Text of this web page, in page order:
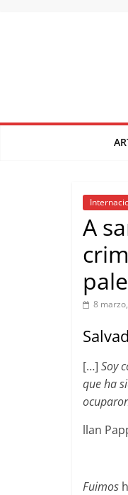
A
8
[…] Soy
que ha
llan
Fuimos